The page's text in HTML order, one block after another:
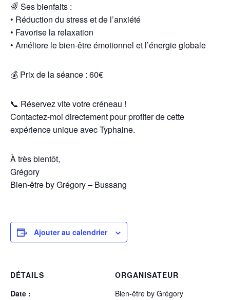
🌈 Ses bienfaits :
• Réduction du stress et de l’anxiété
• Favorise la relaxation
• Améliore le bien-être émotionnel et l’énergie globale
💰 Prix de la séance : 60€
📞 Réservez vite votre créneau !
Contactez-moi directement pour profiter de cette
expérience unique avec Typhaine.
À très bientôt,
Grégory
Bien-être by Grégory – Bussang
Ajouter au calendrier
DÉTAILS
Date :
ORGANISATEUR
Bien-être by Grégory